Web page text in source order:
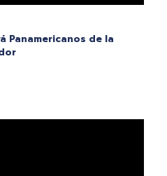
Panamericanos de la